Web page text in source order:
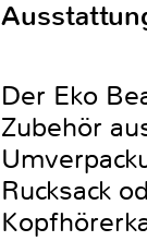
Der Eko
Zubehör
Rucksack